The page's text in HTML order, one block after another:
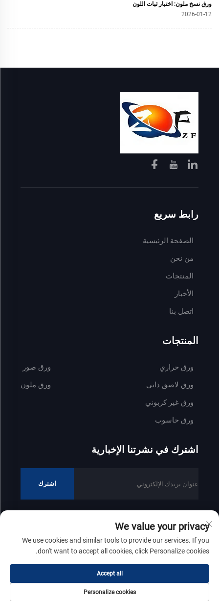
ورق نسخ ملون: اختبار ثبات اللون
2026-01-12
رابط سريع
الصفحة الرئيسية
من نحن
المنتجات
الأخبار
اتصل بنا
المنتجات
ورق حراري
ورق لاصق ذاتي
ورق غير كربوني
ورق حاسوب
ورق صور
ورق ملون
اشترك في نشرتنا الإخبارية
اشترك
جميع الحقوق محفوظة © 2025 لشركة شاندونغ زينفونغ للصناعات الورقية
المحدودةسياسة الخصوصية
التمرير إلى الأعلى
We value your privacy
We use cookies and similar tools to provide our services. If you
don't want to accept all cookies, click Personalize cookies.
Personalize cookies
Accept all